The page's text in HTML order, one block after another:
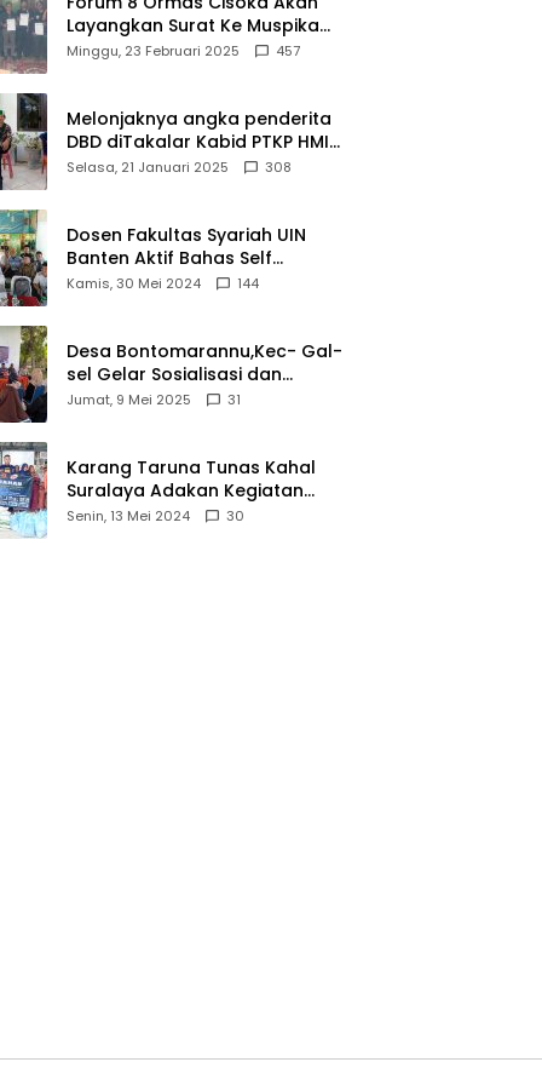
Layangkan Surat Ke Muspika
Atas Adanya Kantor Matel di
Minggu, 23 Februari 2025 457
Melonjaknya angka penderita
DBD diTakalar Kabid PTKP HMI
Cab.Takalar angkat bicara
Selasa, 21 Januari 2025 308
Dosen Fakultas Syariah UIN
Banten Aktif Bahas Self
Declare Halal dalam Forum
Kamis, 30 Mei 2024 144
Desa Bontomarannu,Kec- Gal-
sel Gelar Sosialisasi dan
Bimtek Pemutakhiran Data ID
Jumat, 9 Mei 2025 31
Karang Taruna Tunas Kahal
Suralaya Adakan Kegiatan
Bansos Terhadap Kaum
Senin, 13 Mei 2024 30